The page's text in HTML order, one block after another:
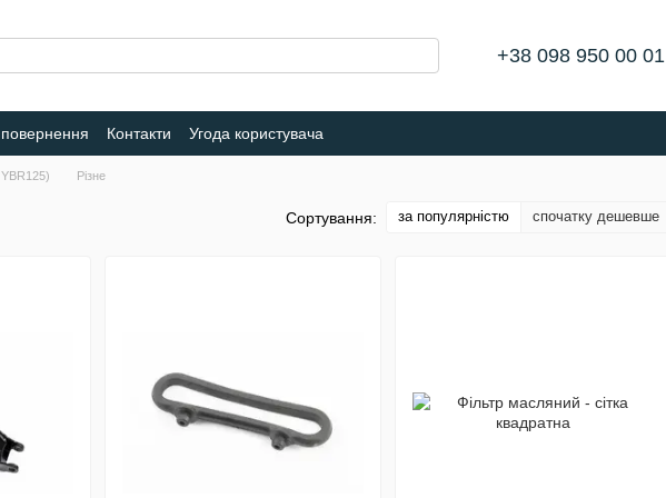
+38 098 950 00 01
Контакти Угода користувача
Різне
Сортування: за популярністю спочатку дешевше